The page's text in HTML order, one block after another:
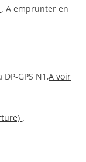
. A emprunter en
GPS N1,A voir
.